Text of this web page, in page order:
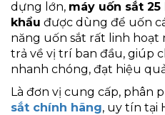
dựng lớn, máy uốn sắt
khẩu được dùng để uốn
năng uốn sắt rất linh
trả về vị trí ban đầu, giúp
nhanh chóng, đạt hiệu
Là đơn vị cung cấp, phân
sắt chính hãng, uy tín tại